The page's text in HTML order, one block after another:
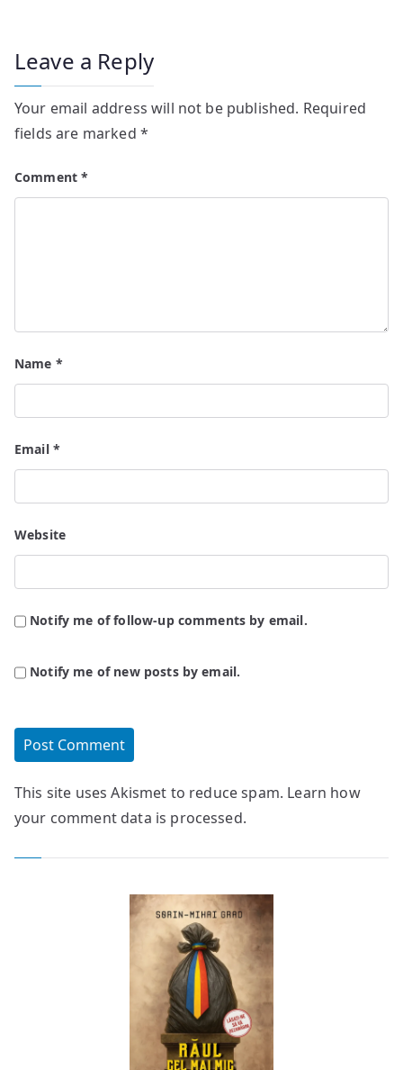
Leave a Reply
Your email address will not be published. Required
fields are marked *
Comment*
Name *
Email *
Website
Notify me of follow-up comments by email.
Notify me of new posts by email.
This site uses Akismet to reduce spam. Learn how
your comment data is processed.